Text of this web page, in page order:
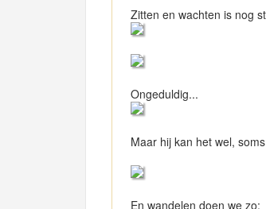
Zitten en wachten is nog
Ongeduldig...
Maar hij kan het wel, soms
En wandelen doen we zo: